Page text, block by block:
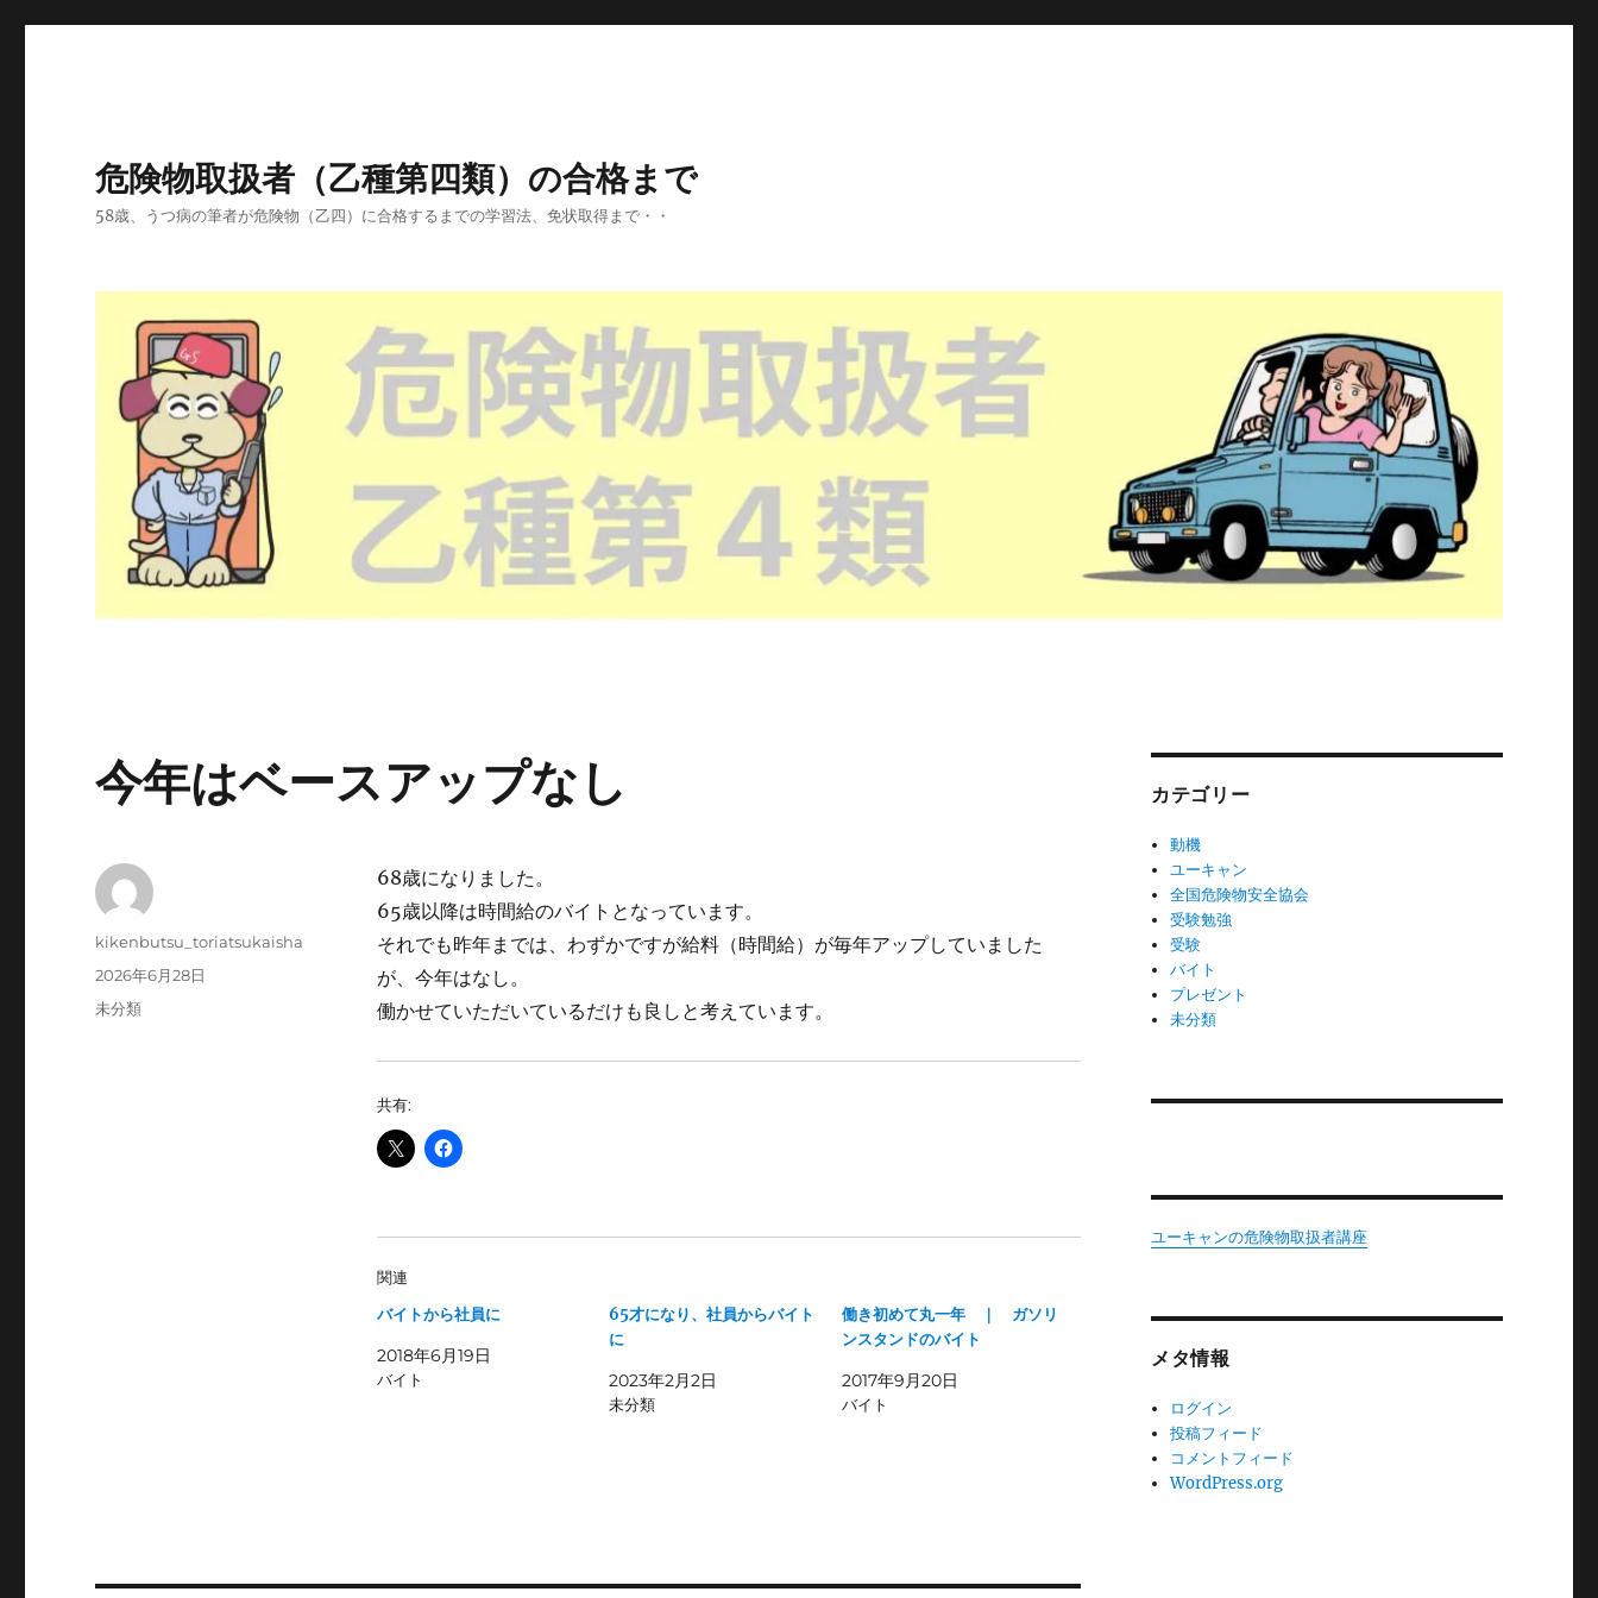
危険物取扱者（乙種第四類）の合格まで
58歳、うつ病の筆者が危険物（乙四）に合格するまでの学習法、免状取得まで・・
今年はベースアップなし
68歳になりました。
65歳以降は時間給のバイトとなっています。
それでも昨年までは、わずかですが給料（時間給）が毎年アップしていました
が、今年はなし。
働かせていただいているだけも良しと考えています。
共有:
関連
バイトから社員に
2018年6月19日
バイト
65才になり、社員からバイト
に
2023年2月2日
未分類
働き初めて丸一年 ｜ ガソリ
ンスタンドのバイト
2017年9月20日
バイト
投
kikenbutsu_toriatsukaisha
投
稿
2026年6月28日
カ
未分類
カテゴリー
動機
ユーキャン
全国危険物安全協会
受験勉強
受験
バイト
プレゼント
未分類
ユーキャンの危険物取扱者講座
メタ情報
ログイン
投稿フィード
コメントフィード
WordPress.org